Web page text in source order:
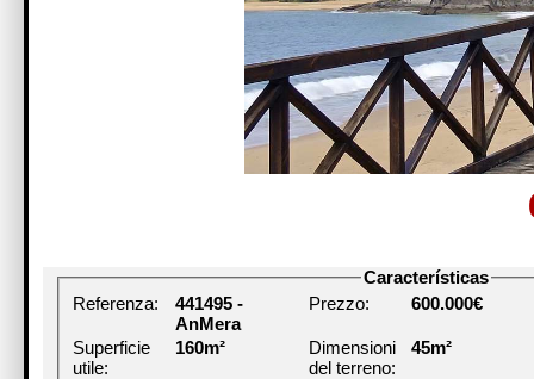
Características
Referenza:
441495 -
AnMera
Prezzo: 600.000€
Superficie
utile:
160m²
Dimensioni
del terreno:
45m²